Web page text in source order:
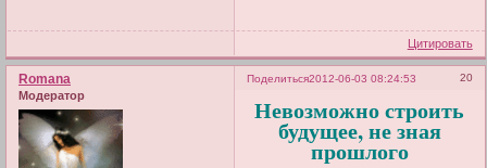
Цитировать
Поделиться 20
2012-06-03 08:24:53
Romana
Модератор Невозможно строить
будущее, не зная
прошлого